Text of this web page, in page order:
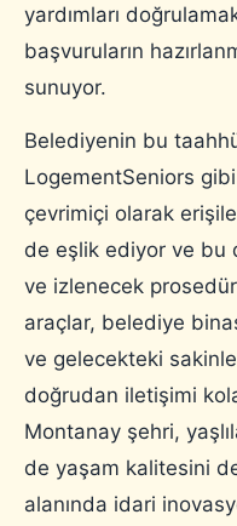
yardımları
başvuruların
sunuyor.
Belediyenin bu
LogementSeniors gibi
çevrimiçi olarak
de eşlik ediyor ve bu
ve izlenecek
araçlar, belediye
ve gelecekteki
doğrudan iletişimi
Montanay şehri,
de yaşam kalitesini
alanında idari